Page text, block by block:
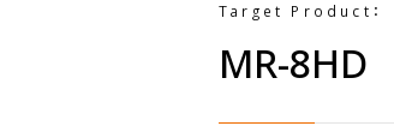
Target Product：
MR-8HD